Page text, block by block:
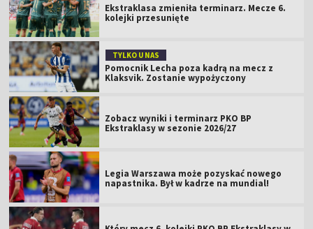
Ekstraklasa zmieniła terminarz. Mecze 6.
kolejki przesunięte
TYLKO U NAS
Pomocnik Lecha poza kadrą na mecz z
Klaksvik. Zostanie wypożyczony
Zobacz wyniki i terminarz PKO BP
Ekstraklasy w sezonie 2026/27
Legia Warszawa może pozyskać nowego
napastnika. Był w kadrze na mundial!